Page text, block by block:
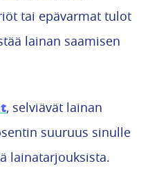
tai epävarmat tulot
lainan saamisen
, selviävät lainan
suuruus sinulle
lainatarjouksista.